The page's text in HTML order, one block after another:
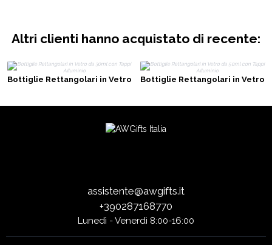
Altri clienti hanno acquistato di recente:
Bottiglie Rettangolari in Vetro
Bottiglie Rettangolari in Vetro
assistente@awgifts.it
+390287168770
Lunedì - Venerdì 8:00-16:00